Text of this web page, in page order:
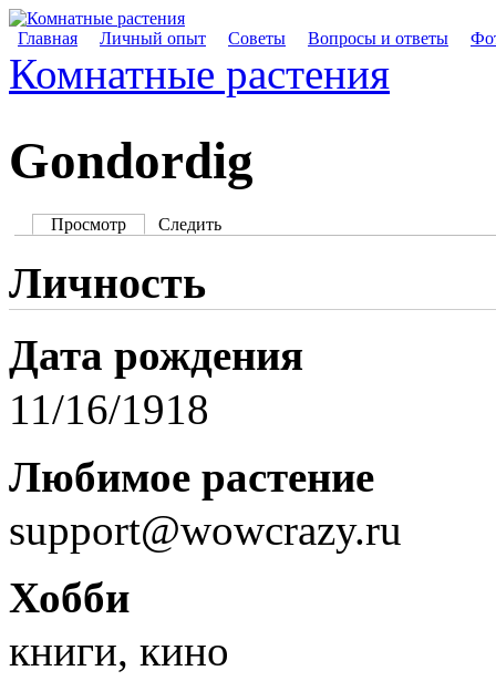
Главная Личный опыт Советы Вопросы и ответы
Комнатные растения
Gondordig
Просмотр Следить
Личность
Дата рождения
11/16/1918
Любимое растение
support@wowcrazy.ru
Хобби
книги, кино